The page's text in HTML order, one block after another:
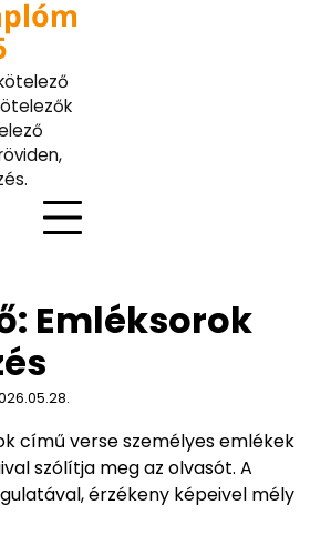
Emléksorok
című verse személyes emlékek
szólítja meg az olvasót. A
érzékeny képeivel mély